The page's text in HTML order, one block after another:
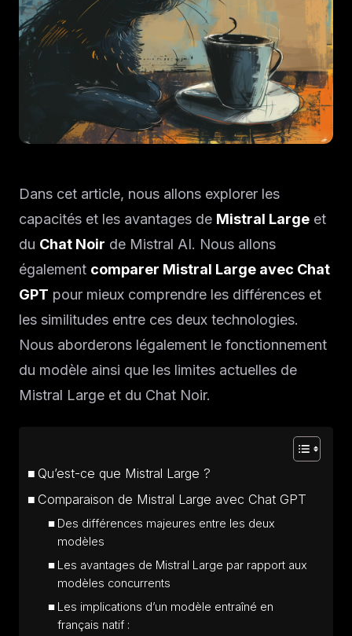
Dans cet article, nous allons explorer les
capacités et les avantages de Mistral Large et
du Chat Noir de Mistral AI. Nous allons
également comparer Mistral Large avec Chat
GPT pour mieux comprendre les différences et
les similitudes entre ces deux technologies.
Nous aborderons légalement le fonctionnement
du modèle ainsi que les limites actuelles de
Mistral Large et du Chat Noir.
Qu’est-ce que Mistral Large ?
Comparaison de Mistral Large avec Chat GPT
Des différences majeures entre les deux
modèles
Les avantages de Mistral Large par rapport aux
modèles concurrents
Les implications d’un modèle entraîné en
français natif :